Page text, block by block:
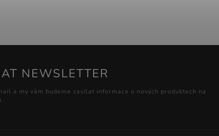
NEWSLETTER
a my vám budeme zasílat informace o nových produktech na